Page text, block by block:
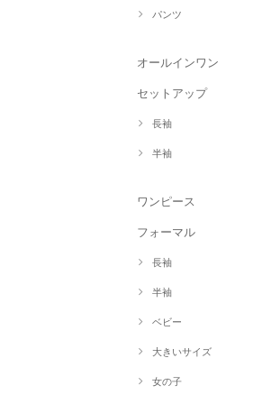
パンツ
オールインワン
セットアップ
長袖
半袖
ワンピース
フォーマル
長袖
半袖
ベビー
大きいサイズ
女の子